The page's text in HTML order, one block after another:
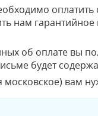
нам
об оплате вы
будет
вам